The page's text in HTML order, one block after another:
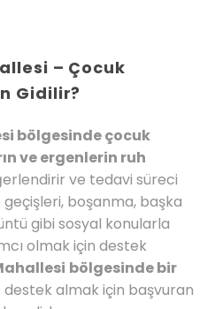
– Çocuk
Gidilir?
bölgesinde çocuk
ve ergenlerin ruh
ve tedavi süreci
geçişleri, boşanma, başka
gibi sosyal konularla
olmak için destek
bölgesinde bir
destek almak için başvuran